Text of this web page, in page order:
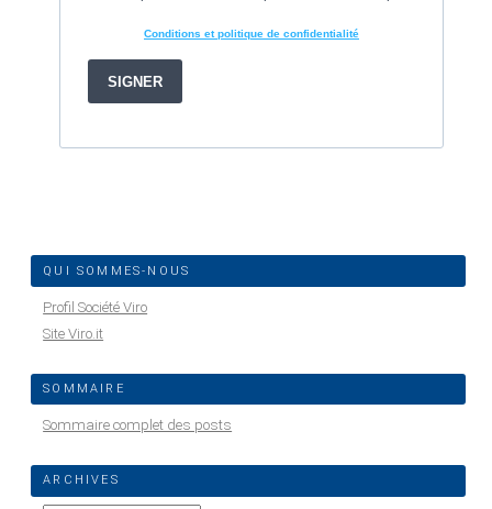
QUI SOMMES-NOUS
Profil Société Viro
Site Viro.it
SOMMAIRE
Sommaire complet des posts
ARCHIVES